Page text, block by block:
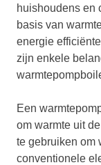
huishoudens en
basis van
energie
zijn enkele
Een
om warmte uit
te gebruiken om
conventionele